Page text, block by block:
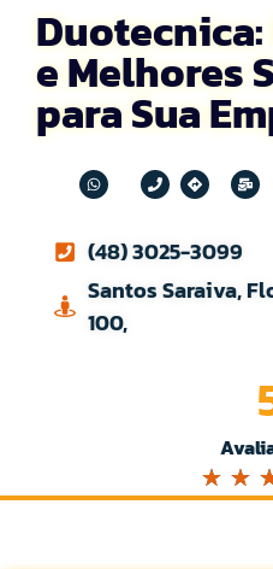
e Melhores
para Sua
(48) 3025-3099
Santos Saraiva,
100,
☆ ☆